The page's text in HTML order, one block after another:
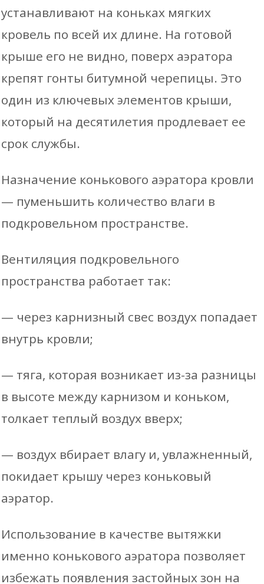
устанавливают на коньках мягких
кровель по всей их длине. На готовой
крыше его не видно, поверх аэратора
крепят гонты битумной черепицы. Это
один из ключевых элементов крыши,
который на десятилетия продлевает ее
срок службы.
Назначение конькового аэратора кровли
— пуменьшить количество влаги в
подкровельном пространстве.
Вентиляция подкровельного
пространства работает так:
— через карнизный свес воздух попадает
внутрь кровли;
— тяга, которая возникает из-за разницы
в высоте между карнизом и коньком,
толкает теплый воздух вверх;
— воздух вбирает влагу и, увлажненный,
покидает крышу через коньковый
аэратор.
Использование в качестве вытяжки
именно конькового аэратора позволяет
избежать появления застойных зон на